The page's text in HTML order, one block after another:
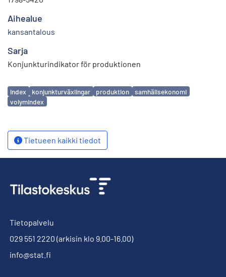
Aihealue
kansantalous
Sarja
Konjunkturindikator för produktionen
Avainsanat
index konjunkturväxlingar produktion
samhällsekonomi
volymindex
Tietueen kaikki tiedot
Tietopalvelu
029 551 2220 (arkisin klo 9.00-16.00)
info@stat.fi